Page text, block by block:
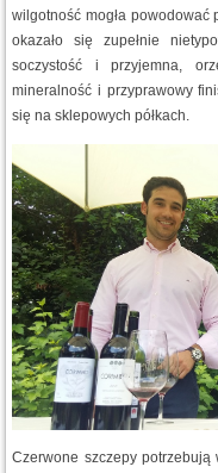
wilgotność mogła powodować
okazało się zupełnie
soczystość i przyjemna,
mineralność i przyprawowy
się na sklepowych półkach.
Czerwone szczepy potrzebują